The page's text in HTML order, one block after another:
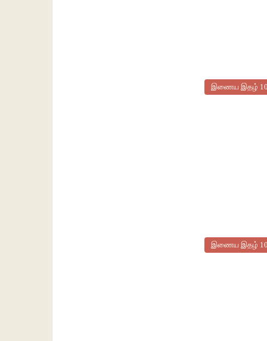
இணைய இதழ்
இணைய இதழ்